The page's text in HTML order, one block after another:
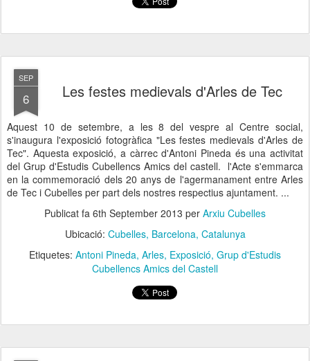
SEP
6 Les festes medievals d'Arles de Tec
Aquest 10 de setembre, a les 8 del vespre al Centre social,
s'inaugura l'exposició fotogràfica "Les festes medievals d'Arles de
Tec". Aquesta exposició, a càrrec d'Antoni Pineda és una activitat
del Grup d'Estudis Cubellencs Amics del castell. l'Acte s'emmarca
en la commemoració dels 20 anys de l'agermanament entre Arles
de Tec i Cubelles per part dels nostres respectius ajuntament. ...
Publicat fa 6th September 2013 per Arxiu Cubelles
Ubicació: Cubelles, Barcelona, Catalunya
Etiquetes: Antoni Pineda Arles Exposició Grup d'Estudis
Cubellencs Amics del Castell